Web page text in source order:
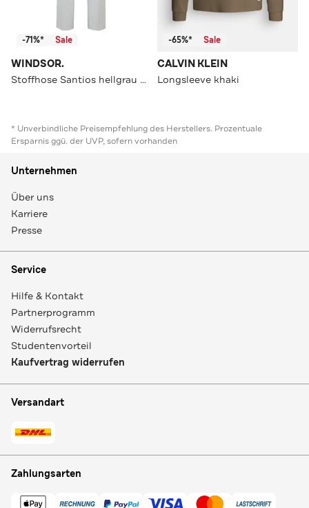
-71%* Sale
WINDSOR.
Stoffhose Santios hellgrau Straight
-65%* Sale
CALVIN KLEIN
Longsleeve khaki
* Unverbindliche Preisempfehlung des Herstellers. Prozentuale
Ersparnis ggü. der UVP, sofern vorhanden
Unternehmen
Über uns
Karriere
Presse
Service
Hilfe & Kontakt
Partnerprogramm
Widerrufsrecht
Studentenvorteil
Kaufvertrag widerrufen
Versandart
Zahlungsarten